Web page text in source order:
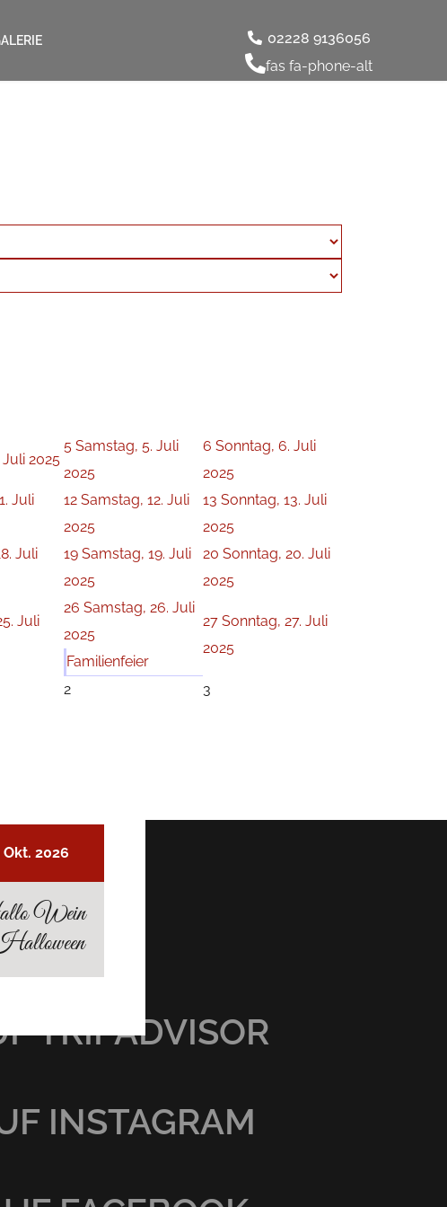
02228 9136056
fas fa-phone-alt
Juli 2025
5 Samstag, 5. Juli
2025
6 Sonntag, 6. Juli
2025
Juli
12 Samstag, 12. Juli
2025
13 Sonntag, 13. Juli
2025
Juli
19 Samstag, 19. Juli
2025
20 Sonntag, 20. Juli
2025
Juli
26 Samstag, 26. Juli
2025
Familienfeier
27 Sonntag, 27. Juli
2025
2 3
TRIPADVISOR
INSTAGRAM
Okt. 2026
Wein